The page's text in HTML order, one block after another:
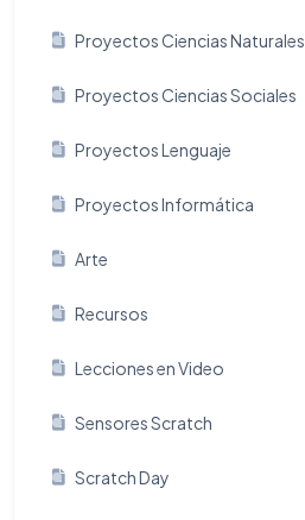
Proyectos Ciencias Naturales
Proyectos Ciencias Sociales
Proyectos Lenguaje
Proyectos Informática
Arte
Recursos
Lecciones en Video
Sensores Scratch
Scratch Day